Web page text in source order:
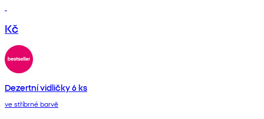
Kč
Dezertní vidličky 6 ks
ve stříbrné barvě